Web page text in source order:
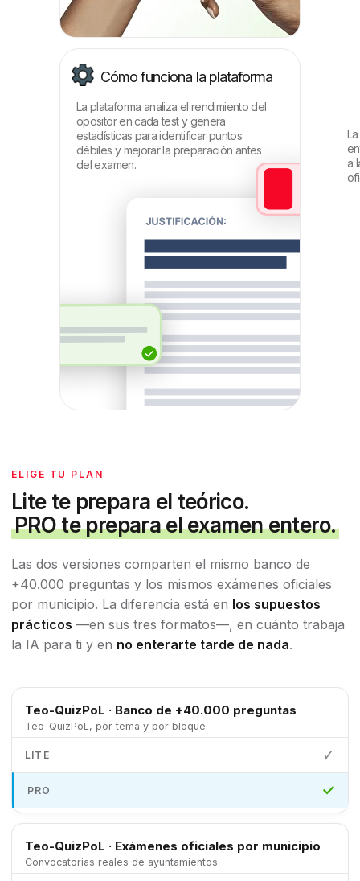
Cómo funciona la plataforma
a
La plataforma analiza el rendimiento del
opositor en cada test y genera
estadísticas para identificar puntos
débiles y mejorar la preparación antes
del examen.
ELIGE TU PLAN
Lite te prepara el teórico.
PRO te prepara el examen entero.
Las dos versiones comparten el mismo banco de
+40.000 preguntas y los mismos exámenes oficiales
por municipio. La diferencia está en los supuestos
prácticos —en sus tres formatos—, en cuánto trabaja
la IA para ti y en no enterarte tarde de nada.
Teo-QuizPoL · Banco de +40.000 preguntas
Teo-QuizPoL, por tema y por bloque
✓
✓
Teo-QuizPoL · Exámenes oficiales por municipio
Convocatorias reales de ayuntamientos